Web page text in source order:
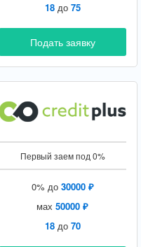
18до 75
Подать заявку
Первый заем под 0%
0% до 30000 ₽
мах 50000 ₽
18до 70